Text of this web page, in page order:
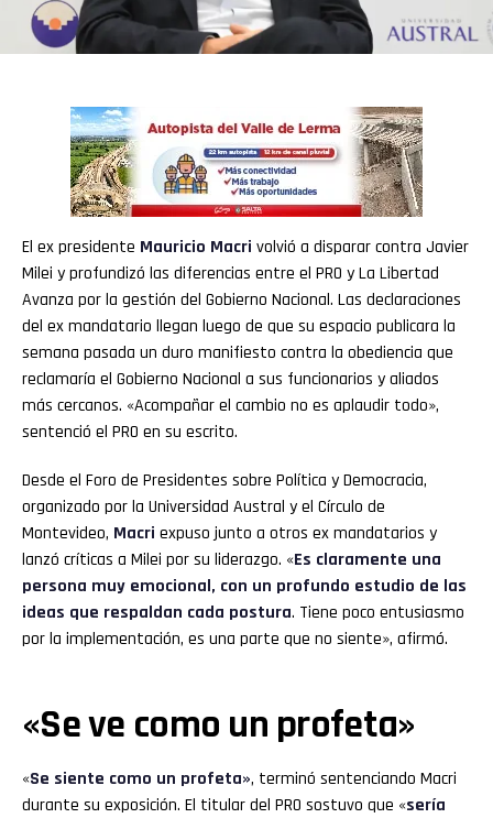
El ex presidente Mauricio Macri volvió a disparar contra Javier
Milei y profundizó las diferencias entre el PRO y La Libertad
Avanza por la gestión del Gobierno Nacional. Las declaraciones
del ex mandatario llegan luego de que su espacio publicara la
semana pasada un duro manifiesto contra la obediencia que
reclamaría el Gobierno Nacional a sus funcionarios y aliados
más cercanos. «Acompañar el cambio no es aplaudir todo»,
sentenció el PRO en su escrito.
Desde el Foro de Presidentes sobre Política y Democracia,
organizado por la Universidad Austral y el Círculo de
Montevideo, Macri expuso junto a otros ex mandatarios y
lanzó críticas a Milei por su liderazgo. «Es claramente una
persona muy emocional, con un profundo estudio de las
ideas que respaldan cada postura. Tiene poco entusiasmo
por la implementación, es una parte que no siente», afirmó.
«Se ve como un profeta»
«Se siente como un profeta», terminó sentenciando Macri
durante su exposición. El titular del PRO sostuvo que «sería